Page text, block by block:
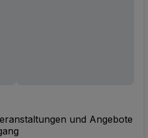
und Angebote